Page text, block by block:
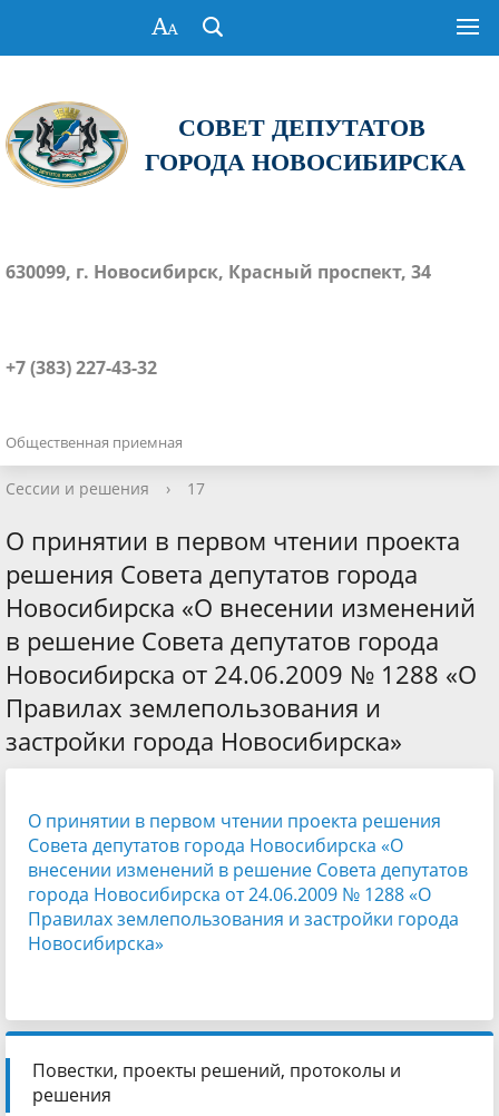
СОВЕТ ДЕПУТАТОВ
ГОРОДА НОВОСИБИРСКА
630099, г. Новосибирск, Красный проспект, 34
+7 (383) 227-43-32
Общественная приемная
Сессии и решения › 17
О принятии в первом чтении проекта
решения Совета депутатов города
Новосибирска «О внесении изменений
в решение Совета депутатов города
Новосибирска от 24.06.2009 № 1288 «О
Правилах землепользования и
застройки города Новосибирска»
О принятии в первом чтении проекта решения
Совета депутатов города Новосибирска «О
внесении изменений в решение Совета депутатов
города Новосибирска от 24.06.2009 № 1288 «О
Правилах землепользования и застройки города
Новосибирска»
Повестки, проекты решений, протоколы и
решения